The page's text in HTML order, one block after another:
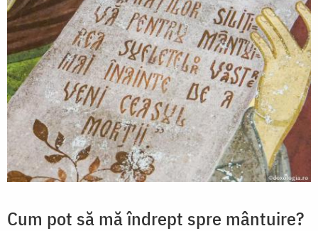
Cum pot să mă îndrept spre mântuire?